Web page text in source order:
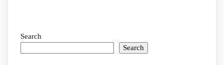
Search
Search